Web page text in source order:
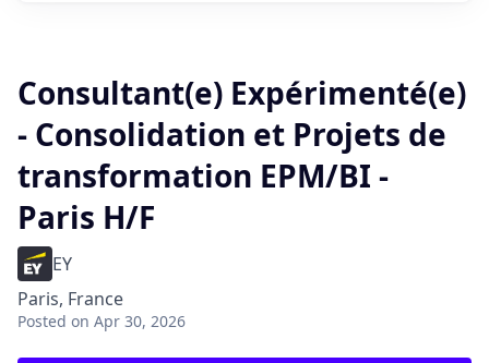
Consultant(e) Expérimenté(e)
- Consolidation et Projets de
transformation EPM/BI -
Paris H/F
EY
Paris, France
Posted on Apr 30, 2026